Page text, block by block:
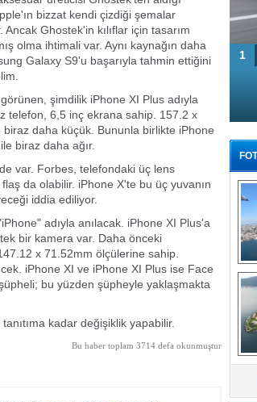
bizzat kendi çizdiği şemalar
Ancak Ghostek'in kılıflar için tasarım
olma ihtimali var. Aynı kaynağın daha
Galaxy S9'u başarıyla tahmin ettiğini
görünen, şimdilik iPhone XI Plus adıyla
telefon, 6,5 inç ekrana sahip. 157.2 x
daha küçük. Bununla birlikte iPhone
biraz daha ağır.
var. Forbes, telefondaki üç lens
da olabilir. iPhone X'te bu üç yuvanın
iddia ediliyor.
adıyla anılacak. iPhone XI Plus'a
bir kamera var. Daha önceki
x 71.52mm ölçülerine sahip.
iPhone XI ve iPhone XI Plus ise Face
bu yüzden şüpheyle yaklaşmakta
kadar değişiklik yapabilir.
Bu haber toplam 3714 defa okunmuştur
1